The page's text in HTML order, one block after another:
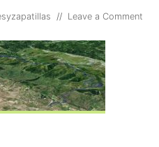
// Leave a Comment